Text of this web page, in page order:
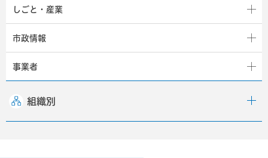
しごと・産業
市政情報
事業者
組織別